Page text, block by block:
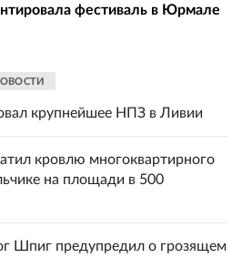
фестиваль в Юрмале
крупнейшее НПЗ в Ливии
кровлю многоквартирного
на площади в 500
Шпиг предупредил о грозящем